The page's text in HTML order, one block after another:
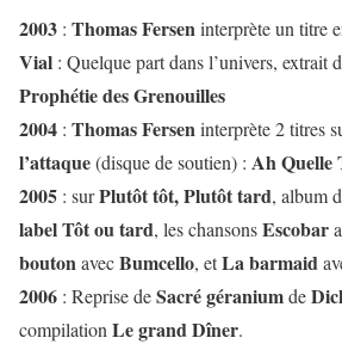
2003 : Thomas Ferseninterprète un titre
Vial : Quelque part dans l’univers, extrait
Prophétie des Grenouilles
2004 : Thomas Ferseninterprète 2 titres
l’attaque(disque de soutien) : Ah Quelle
2005 : surPlutôt tôt, Plutôt tard, album
label Tôt ou tard, les chansonsEscobar
boutonavecBumcello, etLa barmaid
2006 : Reprise deSacré géraniumde
compilation Le grand Dîner.